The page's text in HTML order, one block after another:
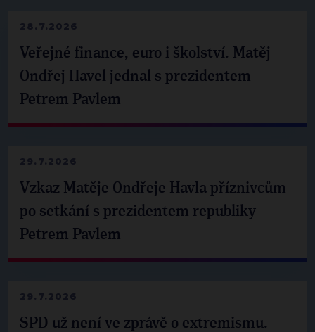
28.7.2026
Veřejné finance, euro i školství. Matěj
Ondřej Havel jednal s prezidentem
Petrem Pavlem
29.7.2026
Vzkaz Matěje Ondřeje Havla příznivcům
po setkání s prezidentem republiky
Petrem Pavlem
29.7.2026
SPD už není ve zprávě o extremismu.